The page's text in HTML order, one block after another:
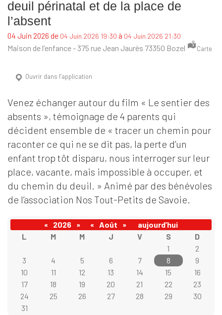
deuil périnatal et de la place de
l’absent
04 Juin 2026 de 04 Juin 2026 19:30 à 04 Juin 2026 21:30
Maison de l'enfance - 375 rue Jean Jaurès 73350 Bozel Carte
Ouvrir dans l’application
Venez échanger autour du film « Le sentier des
absents », témoignage de 4 parents qui
décident ensemble de « tracer un chemin pour
raconter ce qui ne se dit pas, la perte d’un
enfant trop tôt disparu, nous interroger sur leur
place, vacante, mais impossible à occuper, et
du chemin du deuil. » Animé par des bénévoles
de l’association Nos Tout-Petits de Savoie.
« 2026 » « Août »
aujourd’hui
L
M M J V S
D
1
2
3
4 5 6 7 8
9
10
11 12 13 14 15
16
17
18 19 20 21 22
23
24
25 26 27 28 29
30
31